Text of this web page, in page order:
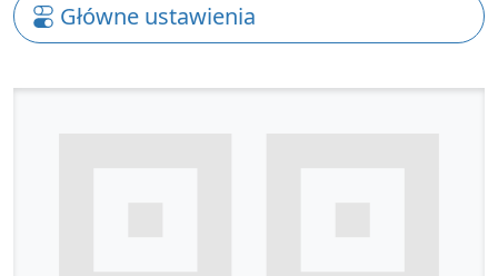
Główne ustawienia